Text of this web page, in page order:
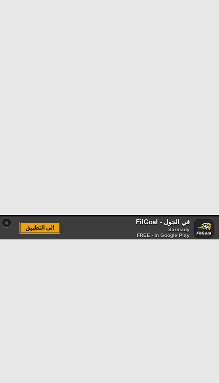
× في الجول - FilGoal
Sarmady
FREE - In Google Play
الى التطبيق